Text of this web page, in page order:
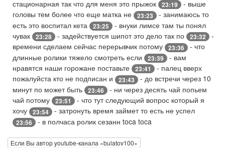
стационарная так что для меня это прыжок 23:19
- выше
головы тем более что еще матка не
23:23
- занимаюсь то
есть это воспитал кета
23:25
- внуки лимсе там ты понял
чувак
23:28 - задействуется шипот это дело так по 23:32
-
времени сделаем сейчас перерывчик потому
23:36
- что
длинные ролики тяжело смотреть если
23:39
- вам
нравятся наши горожане поставьте
23:41
- палец вверх
пожалуйста кто не подписан и
23:43
- до встречи через 10
минут по может быть
23:46
- ни через десять чай попьем
чай потому
23:51
- что тут следующий вопрос который я
хочу
23:54 - затронуть время займет то есть не успел
23:56 - в полчаса ролик сезанн toca toca
Если Вы автор youtube-канала «bulatov100»